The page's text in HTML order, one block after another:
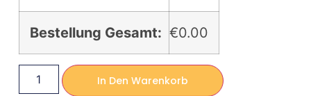
Bestellung Gesamt: €0.00
In Den Warenkorb